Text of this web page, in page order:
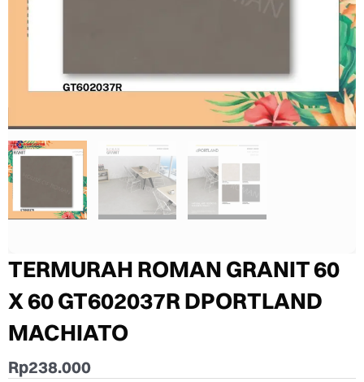
TERMURAH ROMAN GRANIT 60
X 60 GT602037R DPORTLAND
MACHIATO
Rp238.000